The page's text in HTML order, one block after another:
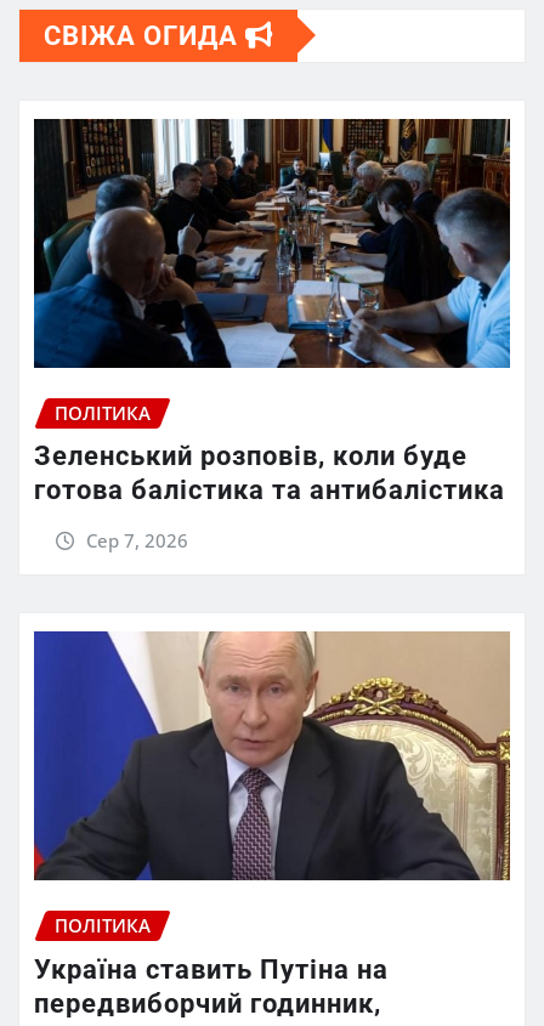
СВІЖА ОГИДА
ПОЛІТИКА
Зеленський розповів, коли буде
готова балістика та антибалістика
Сер 7, 2026
ПОЛІТИКА
Україна ставить Путіна на
передвиборчий годинник,